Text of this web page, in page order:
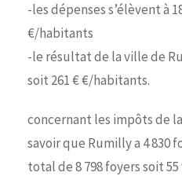
-les dépenses s’élèvent à
€/habitants
-le résultat de la ville de
soit 261 € €/habitants.
concernant les impôts de
savoir que Rumilly a 4 830
total de 8 798 foyers soit